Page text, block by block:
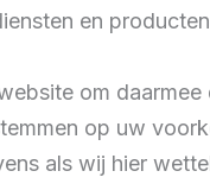
en producten
om
op uw
als wij hier